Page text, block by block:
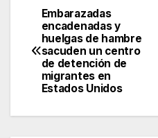
Post
navigation
Embarazadas
encadenadas y
huelgas de hambre
sacuden un centro
de detención de
migrantes en
Estados Unidos